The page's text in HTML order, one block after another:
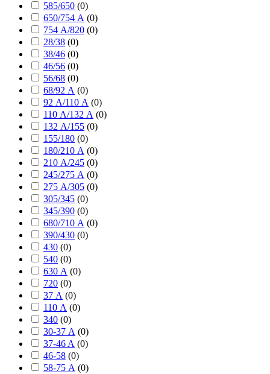
585/650 (0)
650/754 А (0)
754 А/820 (0)
28/38 (0)
38/46 (0)
46/56 (0)
56/68 (0)
68/92 А (0)
92 А/110 А (0)
110 А/132 А (0)
132 А/155 (0)
155/180 (0)
180/210 А (0)
210 А/245 (0)
245/275 А (0)
275 А/305 (0)
305/345 (0)
345/390 (0)
680/710 А (0)
390/430 (0)
430 (0)
540 (0)
630 А (0)
720 (0)
37 А (0)
110 А (0)
340 (0)
30-37 А (0)
37-46 A (0)
46-58 (0)
58-75 А (0)